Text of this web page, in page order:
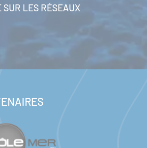
SUR LES RÉSEAUX